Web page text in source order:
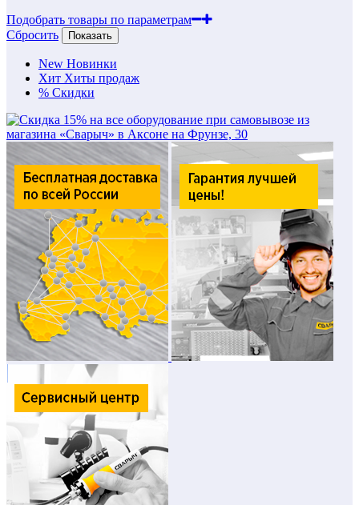
Подобрать товары по параметрам
Сбросить
Показать
New Новинки
Хит Хиты продаж
% Скидки